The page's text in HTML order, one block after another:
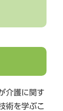
介護に関す
術を学ぶこ